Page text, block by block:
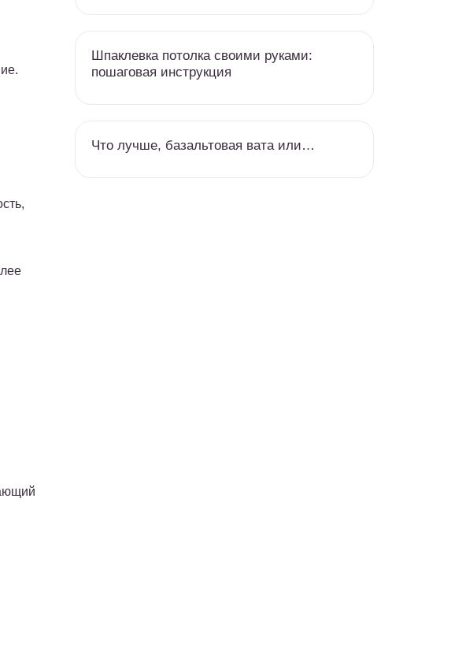
Шпаклевка потолка своими руками:
пошаговая инструкция
Что лучше, базальтовая вата или…